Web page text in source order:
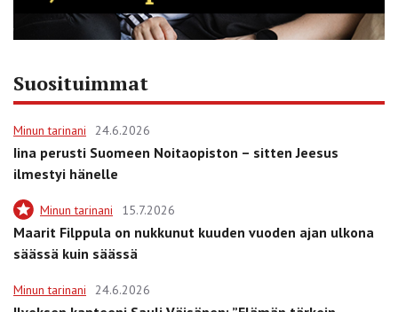
Suosituimmat
Minun tarinani 24.6.2026
Iina perusti Suomeen Noitaopiston – sitten Jeesus
ilmestyi hänelle
Minun tarinani 15.7.2026
Maarit Filppula on nukkunut kuuden vuoden ajan ulkona
säässä kuin säässä
Minun tarinani 24.6.2026